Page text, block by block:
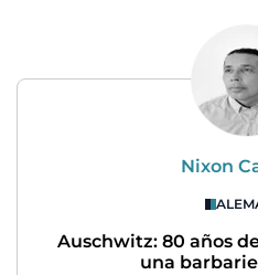
Nixon
Auschwitz: 80 años
una